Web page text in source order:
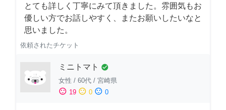
とても詳しく丁寧にみて頂きました。雰囲気もお
優しい方でお話しやすく、またお願いしたいなと
思いました。
依頼されたチケット
ミニトマト check_circle
女性 / 60代 / 宮崎県
sentiment_satisfied 19 sentiment_neutral 0 sentiment_dissatisfied 0